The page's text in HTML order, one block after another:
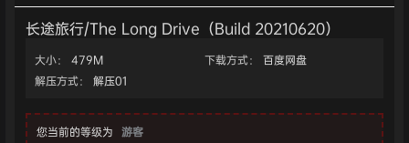
长途旅行/The Long Drive（Build 20210620）
大小： 479M 下载方式：
百度网盘
解压方式：
解压01
您当前的等级为 游客